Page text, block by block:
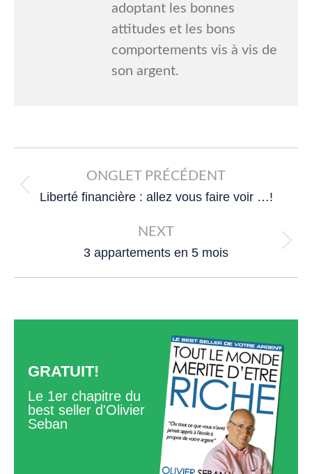
adoptant les bonnes
attitudes et les bons
comportements vis à vis de
son argent.
navigationONGLET PRÉCÉDENT
Previous
Liberté financière : allez vous faire voir …!
NEXT
Next
3 appartements en 5 mois
GRATUIT!
Le 1er chapitre du
best seller d'Olivier
Seban